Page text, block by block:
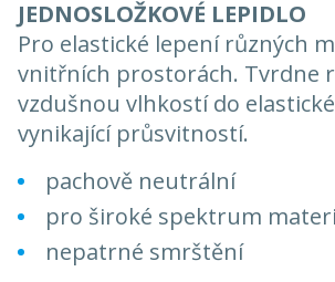
JEDNOSLOŽKOVÉ LEPIDLO
Pro elastické lepení různých
vnitřních prostorách. Tvrdne
vzdušnou vlhkostí do
vynikající průsvitností.
pachově neutrální
pro široké spektrum
nepatrné smrštění